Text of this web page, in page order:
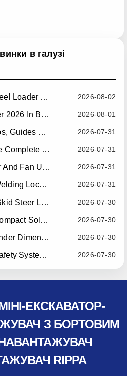
в галузі
2026-08-02
China Leading Mini Wheel Loader Supplier: Reliable Compact Wheel Loaders For Global Markets
2026-08-01
Meet RIPPA At Expointer 2026 In Brazil
2026-07-31
Wheel Loader Blog | Tips, Guides & Attachments
2026-07-31
Wheel Loader Blog: The Complete Guide To Wheel Loaders For Construction, Agriculture, And Material Handling
2026-07-31
RIPPA RS06-3 Radiator And Fan Upgrade — Effective July 10, 2026
2026-07-31
RIPPA RS06-3 Boom Welding Locating Bar Optimization — Effective July 15, 2026
2026-07-30
Mini Wheel Loader Vs Skid Steer Loader: Which Compact Machine Is Better For Your Business?
2026-07-30
Mini Wheel Loader: A Compact Solution For Efficient Material Handling
2026-07-30
RIPPA R10 Bucket Cylinder Dimension Optimization — Effective July 15, 2026
2026-07-30
RIPPA R10/R06 Seat Safety System Upgrade — Effective July 22, 2026
ЕКСКАВАТОР-
З БОРТОВИМ
RIPPA